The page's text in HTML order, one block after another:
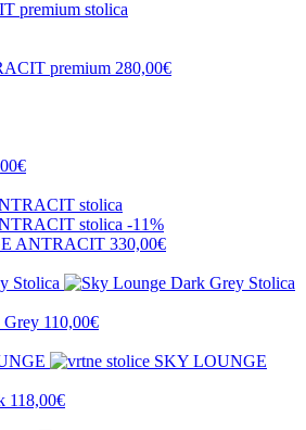
premium 280,00€
-11%
ANTRACIT 330,00€
Grey 110,00€
118,00€